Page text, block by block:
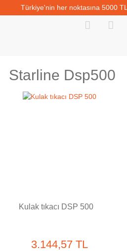
Türkiye'nin her noktasına 5000
Starline Dsp500
Kulak tıkacı DSP 500
3.144,57 TL